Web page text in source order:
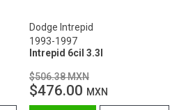
Dodge Intrepid
1993-1997
Intrepid 6cil 3.3l
$506.38 MXN
$476.00 MXN